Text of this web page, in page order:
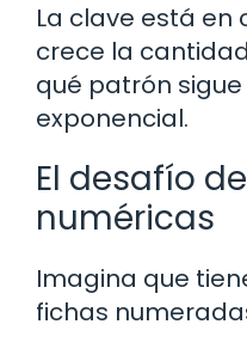
La clave está
crece la
qué patrón
exponencial.
El desafío
numéricas
Imagina que
fichas